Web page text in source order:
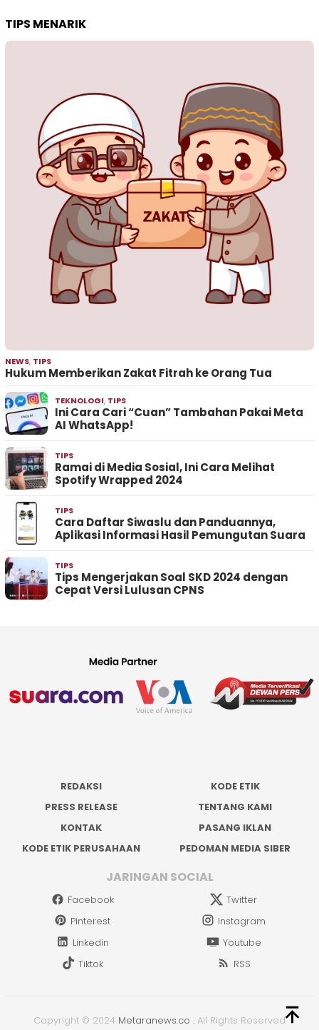
TIPS MENARIK
NEWS, TIPS
Hukum Memberikan Zakat Fitrah ke Orang Tua
TEKNOLOGI, TIPS
Ini Cara Cari “Cuan” Tambahan Pakai Meta
AI WhatsApp!
TIPS
Ramai di Media Sosial, Ini Cara Melihat
Spotify Wrapped 2024
TIPS
Cara Daftar Siwaslu dan Panduannya,
Aplikasi Informasi Hasil Pemungutan Suara
TIPS
Tips Mengerjakan Soal SKD 2024 dengan
Cepat Versi Lulusan CPNS
REDAKSI
KODE ETIK
PRESS RELEASE
TENTANG KAMI
KONTAK
PASANG IKLAN
KODE ETIK PERUSAHAAN
PEDOMAN MEDIA SIBER
JARINGAN SOCIAL
Facebook
Twitter
Pinterest
Instagram
Linkedin
Youtube
Tiktok
RSS
Copyright © 2024 Metaranews.co . All Rights Reserved